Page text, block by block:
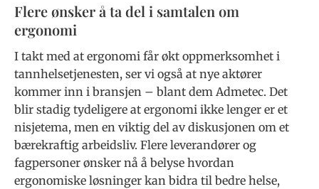
Flere ønsker å ta del i samtalen om
ergonomi
I takt med at ergonomi får økt oppmerksomhet i
tannhelsetjenesten, ser vi også at nye aktører
kommer inn i bransjen – blant dem Admetec. Det
blir stadig tydeligere at ergonomi ikke lenger er et
nisjetema, men en viktig del av diskusjonen om et
bærekraftig arbeidsliv. Flere leverandører og
fagpersoner ønsker nå å belyse hvordan
ergonomiske løsninger kan bidra til bedre helse,